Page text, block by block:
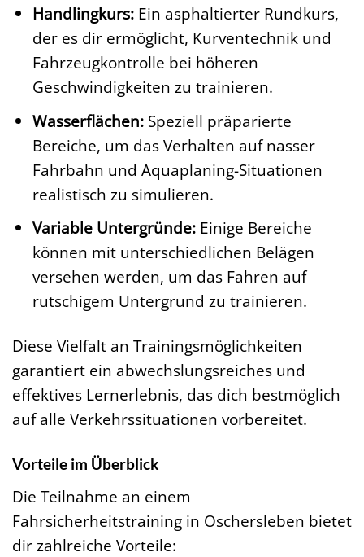
Handlingkurs:Ein asphaltierter Rundkurs,
der es dir ermöglicht, Kurventechnik und
Fahrzeugkontrolle bei höheren
Geschwindigkeiten zu trainieren.
Wasserflächen:Speziell präparierte
Bereiche, um das Verhalten auf nasser
Fahrbahn und Aquaplaning-Situationen
realistisch zu simulieren.
Variable Untergründe:Einige Bereiche
können mit unterschiedlichen Belägen
versehen werden, um das Fahren auf
rutschigem Untergrund zu trainieren.
Diese Vielfalt an Trainingsmöglichkeiten
garantiert ein abwechslungsreiches und
effektives Lernerlebnis, das dich bestmöglich
auf alle Verkehrssituationen vorbereitet.
Vorteile im Überblick
Die Teilnahme an einem
Fahrsicherheitstraining in Oschersleben bietet
dir zahlreiche Vorteile: